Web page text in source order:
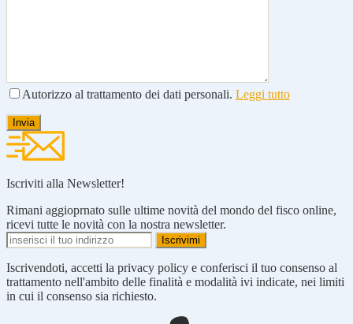
Autorizzo al trattamento dei dati personali. Leggi tutto
Iscriviti alla Newsletter!
Rimani aggioprnato sulle ultime novità del mondo del fisco online,
ricevi tutte le novità con la nostra newsletter.
Iscrivendoti, accetti la privacy policy e conferisci il tuo consenso al
trattamento nell'ambito delle finalità e modalità ivi indicate, nei limiti
in cui il consenso sia richiesto.